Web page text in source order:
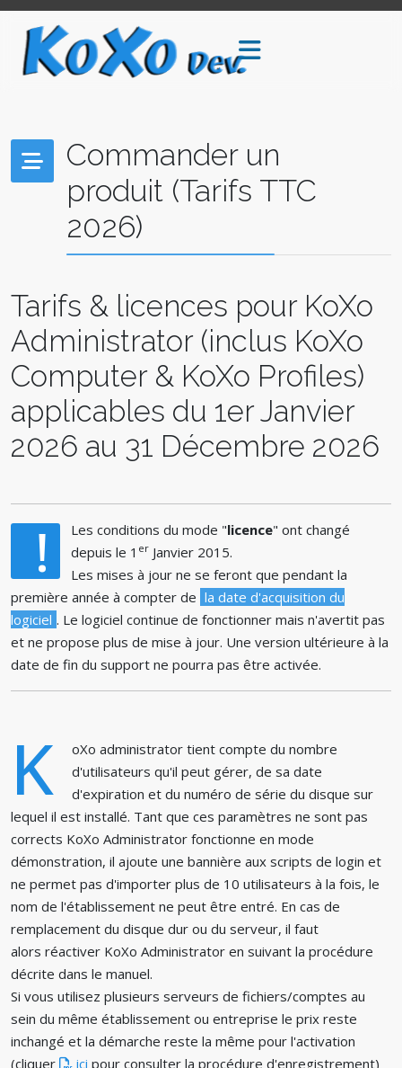
Commander un
produit (Tarifs TTC
2026)
Tarifs & licences pour KoXo
Administrator (inclus KoXo
Computer & KoXo Profiles)
applicables du 1er Janvier
2026 au 31 Décembre 2026
! Les conditions du mode "licence" ont changé
depuis le 1 er Janvier 2015.
Les mises à jour ne se feront que pendant la
première année à compter de la date d'acquisition du
logiciel . Le logiciel continue de fonctionner mais n'avertit pas
et ne propose plus de mise à jour. Une version ultérieure à la
date de fin du support ne pourra pas être activée.
K
oXo administrator tient compte du nombre
d'utilisateurs qu'il peut gérer, de sa date
d'expiration et du numéro de série du disque sur
lequel il est installé. Tant que ces paramètres ne sont pas
corrects KoXo Administrator fonctionne en mode
démonstration, il ajoute une bannière aux scripts de login et
ne permet pas d'importer plus de 10 utilisateurs à la fois, le
nom de l'établissement ne peut être entré. En cas de
remplacement du disque dur ou du serveur, il faut
alors réactiver KoXo Administrator en suivant la procédure
décrite dans le manuel.
Si vous utilisez plusieurs serveurs de fichiers/comptes au
sein du même établissement ou entreprise le prix reste
inchangé et la démarche reste la même pour l'activation
(cliquer
ici pour consulter la procédure d'enregistrement)